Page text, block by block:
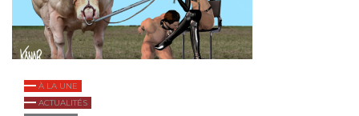
À LA UNE
ACTUALITÉS